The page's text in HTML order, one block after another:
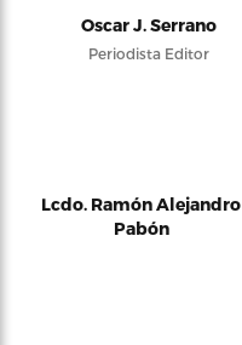
Oscar J. Serrano
Periodista Editor
Lcdo. Ramón Alejandro
Pabón